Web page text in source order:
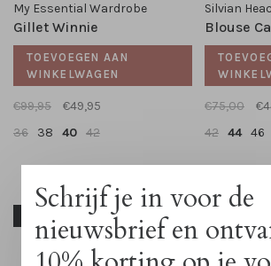
My Essential Wardrobe
Gillet Winnie
TOEVOEGEN AAN
WINKELWAGEN
€99,95
€49,95
36
38 40 42
Silvian
Blouse
€75,00
42 44 46
Schrijf je in voor de
nieuwsbrief en